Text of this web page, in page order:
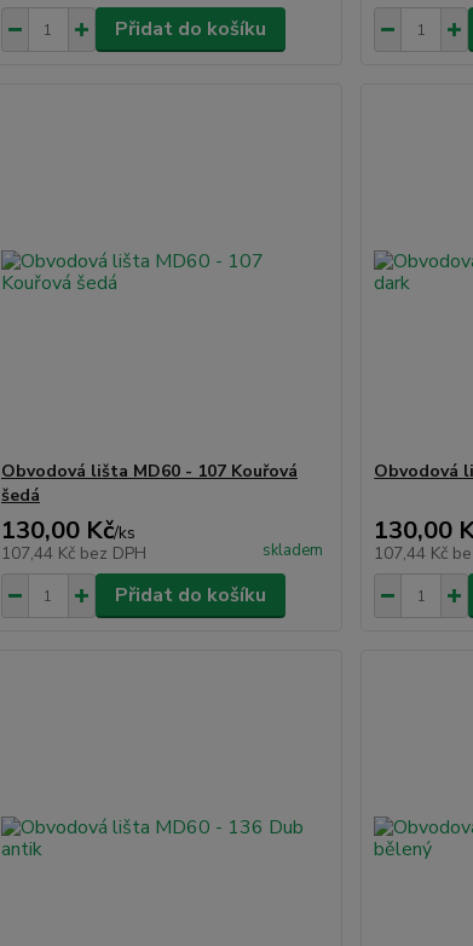
Přidat do košíku
Obvodová lišta MD60 - 107 Kouřová
šedá
130,00 Kč/ks
107,44 Kč bez DPH skladem
Přidat do košíku
Obvodová
130,00
107,44 Kč